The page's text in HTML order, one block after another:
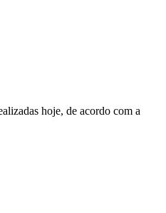
hoje, de acordo com a